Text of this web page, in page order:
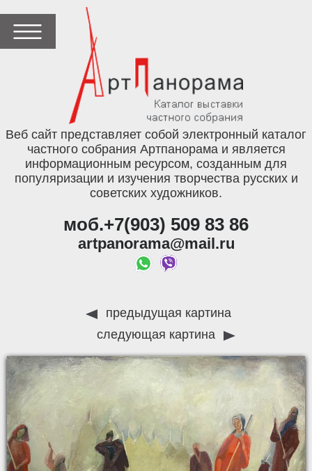
Веб сайт представляет собой электронный каталог
частного собрания Артпанорама и является
информационным ресурсом, созданным для
популяризации и изучения творчества русских и
советских художников.
моб.+7(903) 509 83 86
artpanorama@mail.ru
предыдущая картина
следующая картина